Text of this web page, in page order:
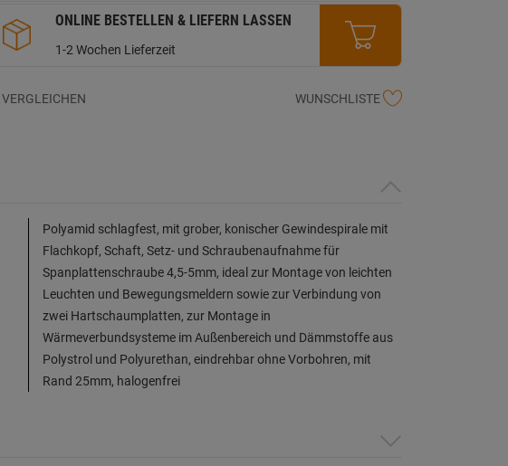
ONLINE BESTELLEN & LIEFERN LASSEN
1-2 Wochen Lieferzeit
VERGLEICHEN WUNSCHLISTE
Polyamid schlagfest, mit grober, konischer Gewindespirale mit
Flachkopf, Schaft, Setz- und Schraubenaufnahme für
Spanplattenschraube 4,5-5mm, ideal zur Montage von leichten
Leuchten und Bewegungsmeldern sowie zur Verbindung von
zwei Hartschaumplatten, zur Montage in
Wärmeverbundsysteme im Außenbereich und Dämmstoffe aus
Polystrol und Polyurethan, eindrehbar ohne Vorbohren, mit
Rand 25mm, halogenfrei